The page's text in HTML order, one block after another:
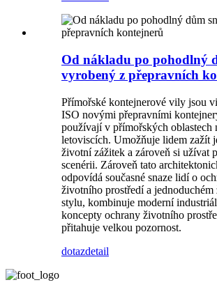
Od nákladu po pohodlný
vyrobený z přepravních
Přímořské kontejnerové vily jsou
ISO novými přepravními
používají v přímořských oblastech
letoviscích. Umožňuje lidem zažít
životní zážitek a zároveň si užívat
scenérii. Zároveň tato
odpovídá současné snaze lidí o
životního prostředí a
stylu, kombinuje moderní
koncepty ochrany životního
přitahuje velkou pozornost.
dotazdetail